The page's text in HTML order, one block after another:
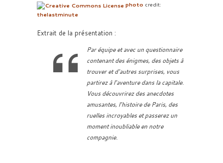
photo credit:
thelastminute
Extrait de la présentation :
Par équipe et avec un questionnaire
contenant des énigmes, des objets à
trouver et d’autres surprises, vous
partirez à l’aventure dans la capitale.
Vous découvrirez des anecdotes
amusantes, l’histoire de Paris, des
ruelles incroyables et passerez un
moment inoubliable en notre
compagnie.